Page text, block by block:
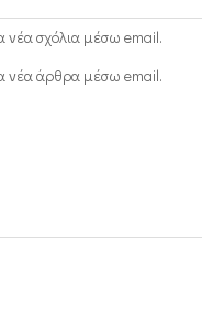
νέα σχόλια μέσω email.
νέα άρθρα μέσω email.